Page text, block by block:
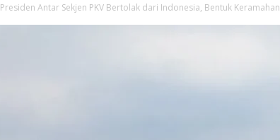
Presiden Antar Sekjen PKV Bertolak dari Indonesia, Bentuk Keramahan